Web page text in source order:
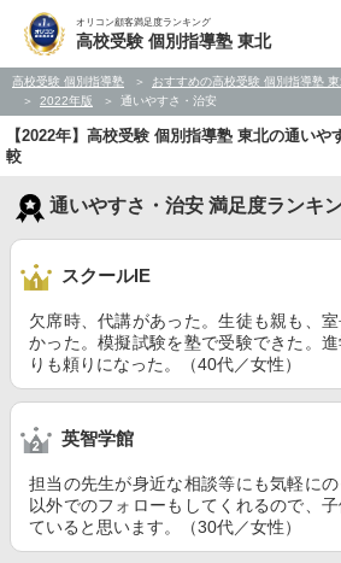
オリコン顧客満足度ランキング
高校受験 個別指導塾 東北
高校受験 個別指導塾
おすすめの高校受験 個別指導塾
2022年版
通いやすさ・治安
【2022年】高校受験 個別指導塾 東北の通い
較
通いやすさ・治安 満足度ランキ
スクールIE
欠席時、代講があった。生徒も親も、
かった。模擬試験を塾で受験できた。
りも頼りになった。（40代／女性）
英智学館
担当の先生が身近な相談等にも気軽に
以外でのフォローもしてくれるので、
ていると思います。（30代／女性）